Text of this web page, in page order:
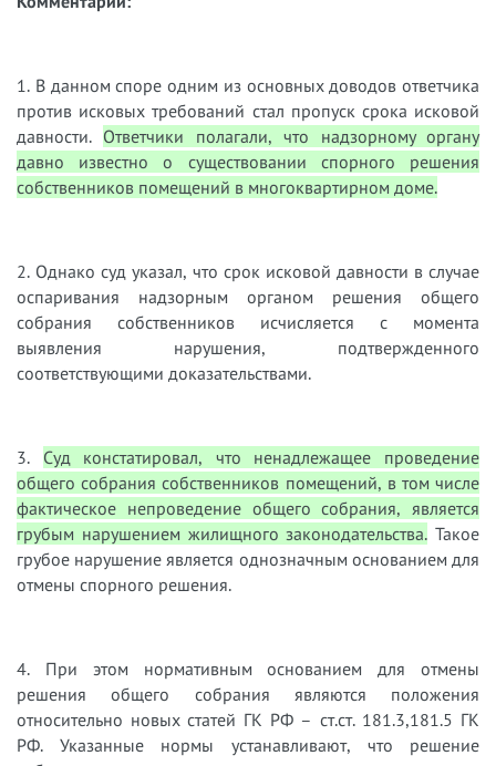
1. В данном споре одним из основных доводов ответчика
против исковых требований стал пропуск срока исковой
давности. Ответчики полагали, что надзорному органу
давно известно о существовании спорного решения
собственников помещений в многоквартирном доме.
2. Однако суд указал, что срок исковой давности в случае
оспаривания надзорным органом решения общего
собрания собственников исчисляется с момента
выявления нарушения, подтвержденного
соответствующими доказательствами.
3. Суд констатировал, что ненадлежащее проведение
общего собрания собственников помещений, в том числе
фактическое непроведение общего собрания, является
грубым нарушением жилищного законодательства. Такое
грубое нарушение является однозначным основанием для
отмены спорного решения.
4. При этом нормативным основанием для отмены
решения общего собрания являются положения
относительно новых статей ГК РФ – ст.ст. 181.3,181.5 ГК
РФ. Указанные нормы устанавливают, что решение